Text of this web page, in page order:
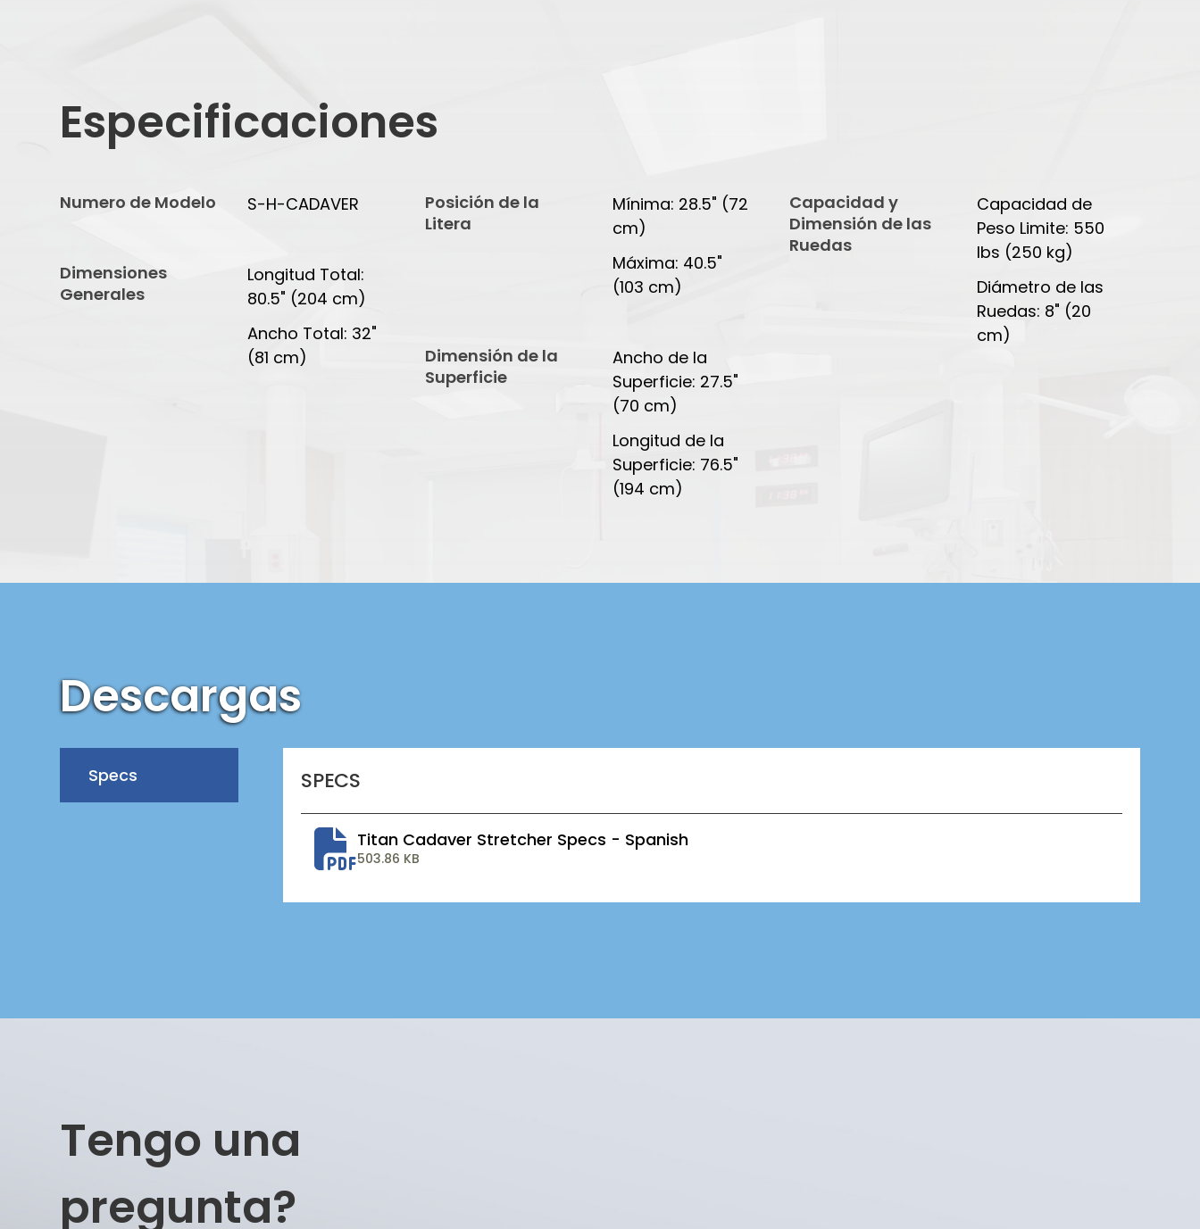
Especificaciones
Numero de Modelo S-H-CADAVER
Dimensiones
Generales
Longitud Total:
80.5" (204 cm)
Ancho Total: 32"
(81 cm)
Posición de la
Litera
Mínima: 28.5" (72
cm)
Máxima: 40.5"
(103 cm)
Dimensión de la
Superficie
Ancho de la
Superficie: 27.5"
(70 cm)
Longitud de la
Superficie: 76.5"
(194 cm)
Capacidad y
Dimensión de las
Ruedas
Capacidad de
Peso Limite: 550
lbs (250 kg)
Diámetro de las
Ruedas: 8" (20
cm)
Descargas
Specs SPECS
Titan Cadaver Stretcher Specs - Spanish
503.86 KB
Tengo una
pregunta?